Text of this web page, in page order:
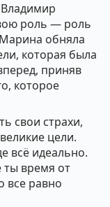
роль — роль
обняла
которая была
приняв
которое
свои страхи,
цели.
всё идеально.
ты время от
все равно